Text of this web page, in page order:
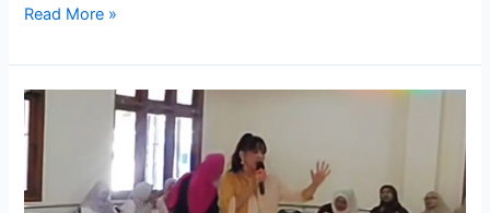
Read More »
Sewa
Organ
Tunggal
Panti
Sosial